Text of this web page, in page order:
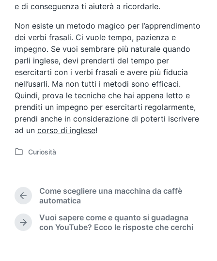
e di conseguenza ti aiuterà a ricordarle.
Non esiste un metodo magico per l’apprendimento
dei verbi frasali. Ci vuole tempo, pazienza e
impegno. Se vuoi sembrare più naturale quando
parli inglese, devi prenderti del tempo per
esercitarti con i verbi frasali e avere più fiducia
nell’usarli. Ma non tutti i metodi sono efficaci.
Quindi, prova le tecniche che hai appena letto e
prenditi un impegno per esercitarti regolarmente,
prendi anche in considerazione di poterti iscrivere
ad un corso di inglese!
P
e
n
Curiosità
P
e
v
Come scegliere una macchina da caffè
automatica
N
Vuoi sapere come e quanto si guadagna
con YouTube? Ecco le risposte che cerchi